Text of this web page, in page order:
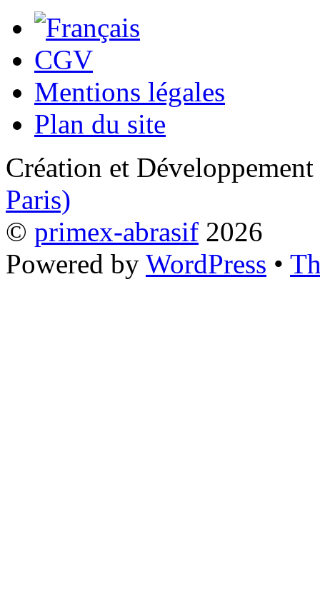
CGV
Mentions légales
Plan du site
Création et
Paris)
© primex-abrasif 2026
Powered by WordPress •